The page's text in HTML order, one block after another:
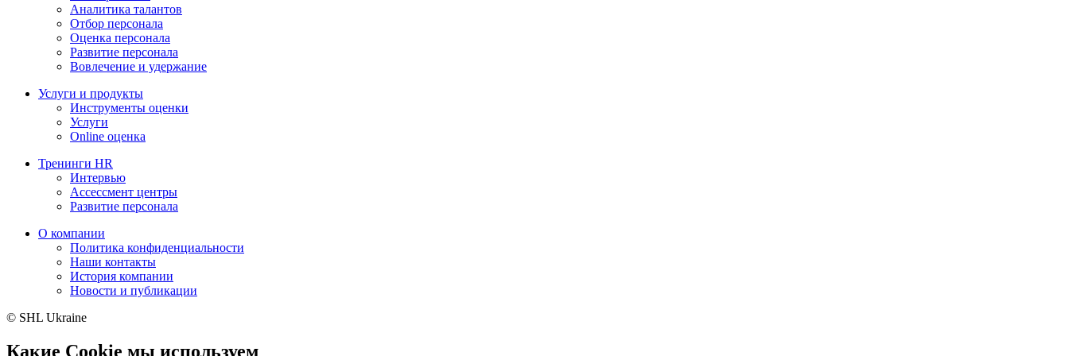
Аналитика талантов
Отбор персонала
Оценка персонала
Развитие персонала
Вовлечение и удержание
Услуги и продукты
Инструменты оценки
Услуги
Online оценка
Тренинги HR
Интервью
Ассессмент центры
Развитие персонала
О компании
Политика конфиденциальности
Наши контакты
История компании
Новости и публикации
© SHL Ukraine
Какие Cookie мы используем